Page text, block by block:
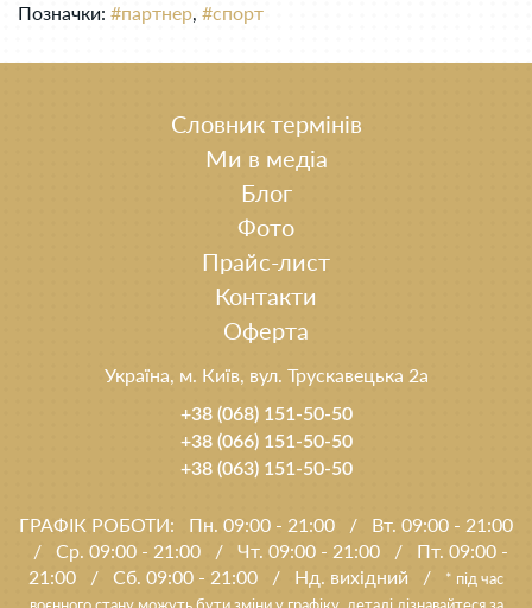
Позначки: #партнер, #спорт
Словник термінів
Ми в медіа
Блог
Фото
Прайс-лист
Контакти
Оферта
Україна, м. Київ, вул. Трускавецька 2а
+38 (068) 151-50-50
+38 (066) 151-50-50
+38 (063) 151-50-50
ГРАФІК РОБОТИ: Пн. 09:00 - 21:00 /
Вт. 09:00 - 21:00
/
Ср. 09:00 - 21:00 / Чт. 09:00 - 21:00 /
Пт. 09:00 -
21:00
/ Сб. 09:00 - 21:00 / Нд. вихідний /
* під час